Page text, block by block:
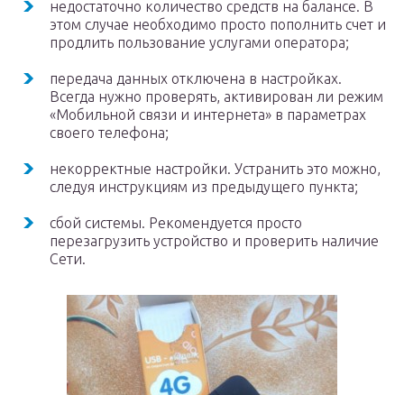
недостаточно количество средств на балансе. В
этом случае необходимо просто пополнить счет и
продлить пользование услугами оператора;
передача данных отключена в настройках.
Всегда нужно проверять, активирован ли режим
«Мобильной связи и интернета» в параметрах
своего телефона;
некорректные настройки. Устранить это можно,
следуя инструкциям из предыдущего пункта;
сбой системы. Рекомендуется просто
перезагрузить устройство и проверить наличие
Сети.